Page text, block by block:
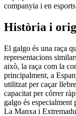
companyia i en
Història i
El galgo és una raça
representacions
això, la raça com la
principalment, a
utilitzat per caçar
capacitat per córrer
galgo és
La Manxa i